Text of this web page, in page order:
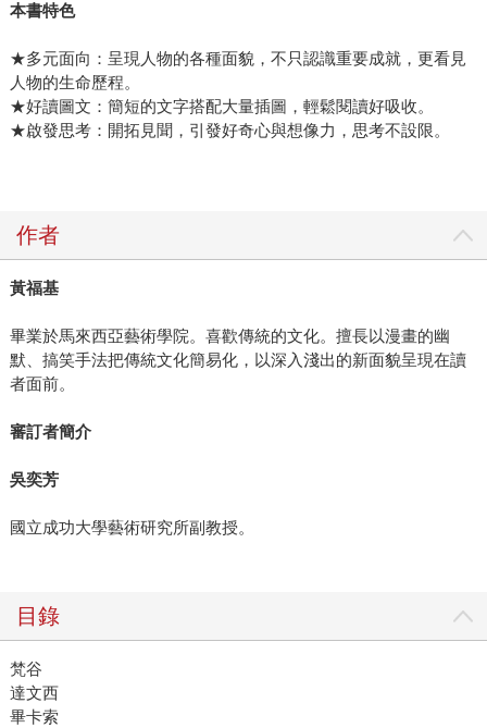
本書特色
★多元面向：呈現人物的各種面貌，不只認識重要成就，更看見
人物的生命歷程。
★好讀圖文：簡短的文字搭配大量插圖，輕鬆閱讀好吸收。
★啟發思考：開拓見聞，引發好奇心與想像力，思考不設限。
作者
黃福基
畢業於馬來西亞藝術學院。喜歡傳統的文化。擅長以漫畫的幽
默、搞笑手法把傳統文化簡易化，以深入淺出的新面貌呈現在讀
者面前。
審訂者簡介
吳奕芳
國立成功大學藝術研究所副教授。
目錄
梵谷
達文西
畢卡索